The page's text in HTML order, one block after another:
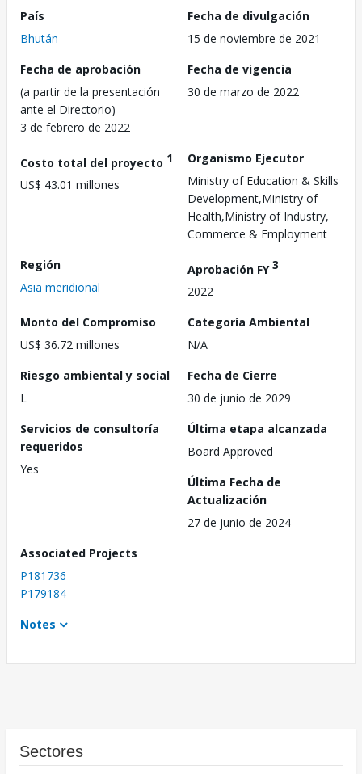
País
Bhután
Fecha de divulgación
15 de noviembre de 2021
Fecha de aprobación
(a partir de la presentación
ante el Directorio)
3 de febrero de 2022
Fecha de vigencia
30 de marzo de 2022
Costo total del proyecto 1
US$ 43.01 millones
Organismo Ejecutor
Ministry of Education & Skills
Development,Ministry of
Health,Ministry of Industry,
Commerce & Employment
Región
Asia meridional
Aprobación FY3
2022
Monto del Compromiso
US$ 36.72 millones
Categoría Ambiental
N/A
Riesgo ambiental y social
L
Fecha de Cierre
30 de junio de 2029
Servicios de consultoría
requeridos
Yes
Última etapa alcanzada
Board Approved
Última Fecha de
Actualización
27 de junio de 2024
Associated Projects
P181736
P179184
Notes
Sectores